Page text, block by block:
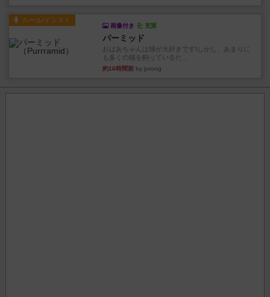
ルール/インスト
画像付き 充実
パーミッド
おばあちゃんは猫が大好きです!しかし、あまりに
も多くの猫を飼っているた...
約16時間前 by jurong